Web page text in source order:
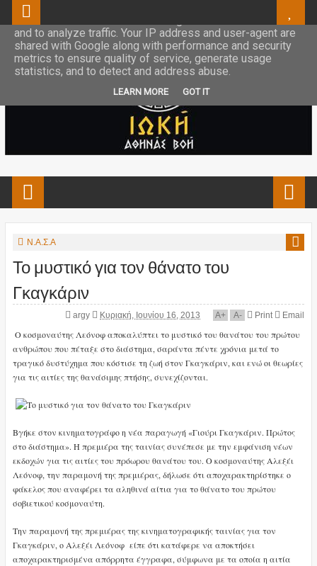
Ν.Α.Σ.Α
Το μυστικό για τον θάνατο του
Γκαγκάριν
argy Κυριακή, Ιουνίου 16, 2013 A+ A- Print Email
Ο κοσμοναύτης Λεόνοφ αποκαλύπτει το μυστικό του θανάτου του πρώτου
ανθρώπου που πέταξε στο διάστημα, σαράντα πέντε χρόνια μετά το
τραγικό δυστύχημα που κόστισε τη ζωή στον Γκαγκάριν, και ενώ οι θεωρίες
για τις αιτίες της θανάσιμης πτήσης, συνεχίζονται.
Βγήκε στον κινηματογράφο η νέα παραγωγή «Γιούρι Γκαγκάριν. Πρώτος
στο διάστημα». Η πρεμιέρα της ταινίας συνέπεσε με την εμφάνιση νέων
εκδοχών για τις αιτίες του πρόωρου θανάτου του. Ο κοσμοναύτης Αλεξέι
Λεόνοφ, την παραμονή της πρεμιέρας, δήλωσε ότι αποχαρακτηρίστηκε ο
φάκελος που αναφέρει τα αληθινά αίτια για το θάνατο του πρώτου
σοβιετικού κοσμοναύτη.
Την παραμονή της πρεμιέρας της κινηματογραφικής ταινίας για τον
Γκαγκάριν, ο Αλεξέι Λεόνοφ είπε ότι κατάφερε να αποκτήσει
αποχαρακτηρισμένα απόρρητα έγγραφα, σύμφωνα με τα οποία η αιτία
This site uses cookies from Google to deliver its services
and to analyze traffic. Your IP address and user-agent are
shared with Google along with performance and security
metrics to ensure quality of service, generate usage
statistics, and to detect and address abuse.
LEARN MORE GOT IT